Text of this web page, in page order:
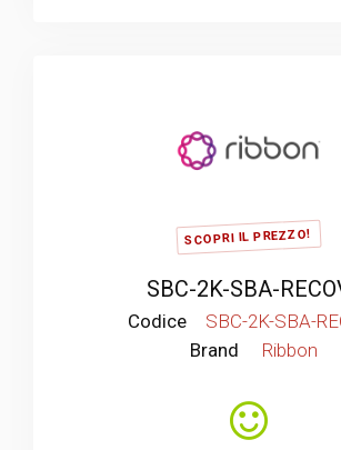
SCOPRI IL PREZZO!
SBC-2K-SBA-
Codice
SBC-2K-SBA-
Brand
Ribbon